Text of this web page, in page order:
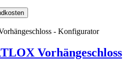
Vorhängeschloss